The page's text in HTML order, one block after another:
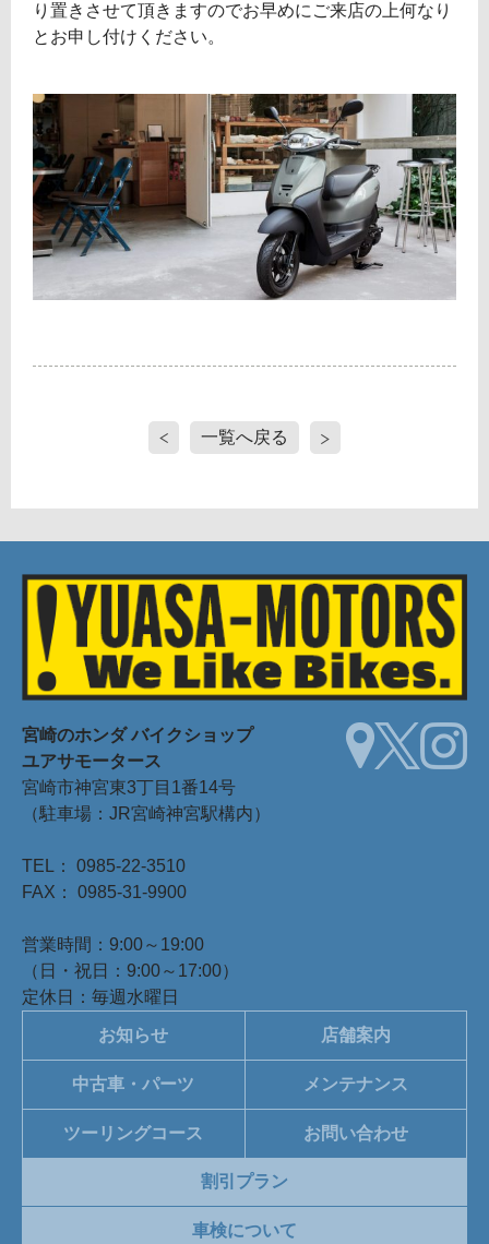
り置きさせて頂きますのでお早めにご来店の上何なり
とお申し付けください。
一覧へ戻る
宮崎のホンダバイクショップ
ユアサモータース
宮崎市神宮東3丁目1番14号
（駐車場：JR宮崎神宮駅構内）
TEL： 0985-22-3510
FAX： 0985-31-9900
営業時間：9:00～19:00
（日・祝日：9:00～17:00）
定休日：毎週水曜日
お知らせ 店舗案内
中古車・パーツ メンテナンス
ツーリングコース お問い合わせ
割引プラン
車検について